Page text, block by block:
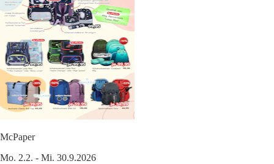
McPaper
Mo. 2.2. - Mi. 30.9.2026